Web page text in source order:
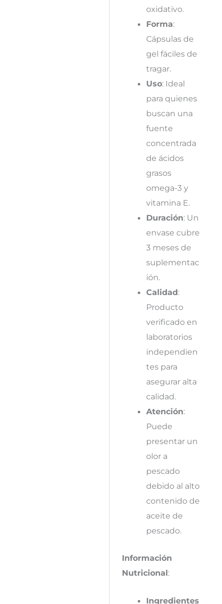
oxidativo.
Forma:
Cápsulas de
gel fáciles de
tragar.
Uso: Ideal
para quienes
buscan una
fuente
concentrada
de ácidos
grasos
omega-3 y
vitamina E.
Duración: Un
envase cubre
3 meses de
suplementac
ión.
Calidad:
Producto
verificado en
laboratorios
independien
tes para
asegurar alta
calidad.
Atención:
Puede
presentar un
olor a
pescado
debido al alto
contenido de
aceite de
pescado.
Información
Nutricional:
Ingredientes